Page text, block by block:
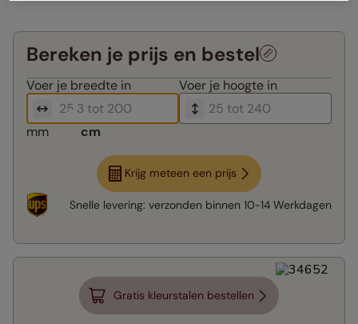
Bereken je prijs en bestel
Voer je breedte in Voer je hoogte in
mm cm
Krijg meteen een prijs
Snelle levering: verzonden binnen 10-14 Werkdagen
Gratis kleurstalen bestellen